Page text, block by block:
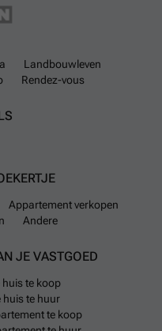
Landbouwleven
Rendez-vous
Appartement verkopen
Andere
JE VASTGOED
te koop
huis te huur
te koop